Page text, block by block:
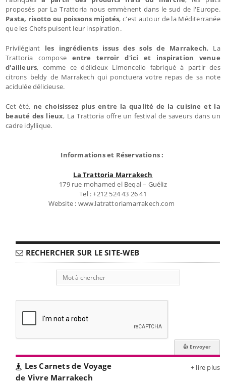
proposés par La Trattoria nous emmènent dans le sud de l'Europe.
Pasta, risotto ou poissons mijotés, c'est autour de la Méditerranée
que les Chefs puisent leur inspiration.
Privilégiant les ingrédients issus des sols de Marrakech, La
Trattoria compose entre terroir d'ici et inspiration venue
d'ailleurs, comme ce délicieux Limoncello fabriqué à partir des
citrons beldy de Marrakech qui ponctuera votre repas de sa note
acidulée délicieuse.
Cet été, ne choisissez plus entre la qualité de la cuisine et la
beauté des lieux, La Trattoria offre un festival de saveurs dans un
cadre idyllique.
Informations et Réservations :
La Trattoria Marrakech
179 rue mohamed el Beqal – Guéliz
Tel : +212 524 43 26 41
Website : www.latrattoriamarrakech.com
RECHERCHER SUR LE SITE-WEB
Les Carnets de Voyage
de Vivre Marrakech
+ lire plus